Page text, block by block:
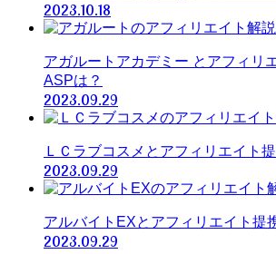
2023.10.18
アガルートアカデミー とアフィリ
ASPは？
2023.09.29
ＬＣラブコスメとアフィリエイト
2023.09.29
アルバイトEXとアフィリエイト提
2023.09.29